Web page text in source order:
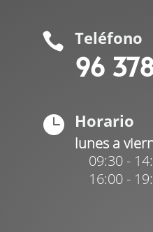
 Teléfono
96
 Horario
lunes a
09:30 -
16:00 -